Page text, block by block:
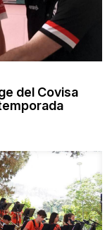
del Covisa